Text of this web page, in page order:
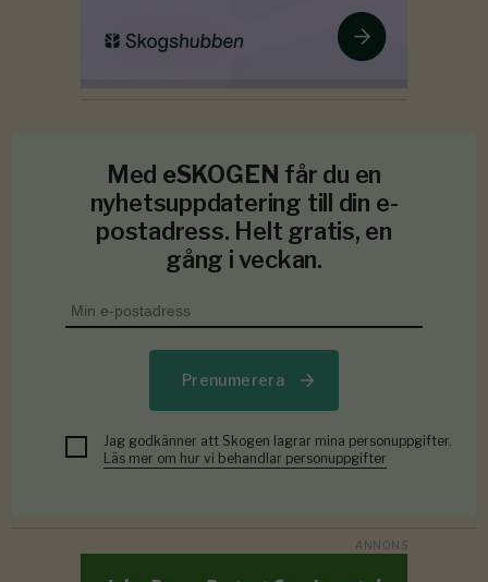
Med eSKOGEN får du en
nyhetsuppdatering till din e-
postadress. Helt gratis, en
gång i veckan.
Prenumerera
Jag godkänner att Skogen lagrar mina personuppgifter.
Läs mer om hur vi behandlar personuppgifter